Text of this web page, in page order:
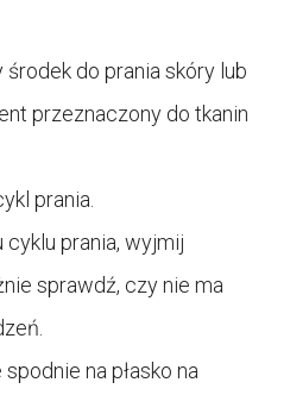
środek do prania skóry lub
przeznaczony do tkanin
prania.
cyklu prania, wyjmij
sprawdź, czy nie ma
na płasko na